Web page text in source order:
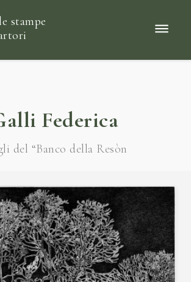
stampe
Federica
del “Banco della Resòn